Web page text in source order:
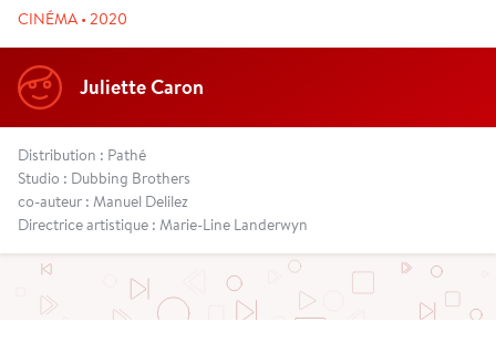
CINÉMA • 2020
Juliette Caron
Distribution : Pathé
Studio : Dubbing Brothers
co-auteur : Manuel Delilez
Directrice artistique : Marie-Line Landerwyn